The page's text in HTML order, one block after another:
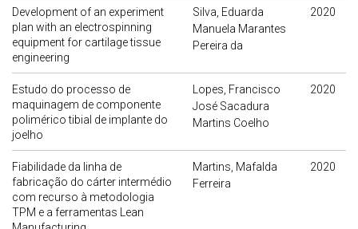
Development of an experiment
plan with an electrospinning
equipment for cartilage tissue
engineering
Silva, Eduarda
Manuela Marantes
Pereira da
2020
Estudo do processo de
maquinagem de componente
polimérico tibial de implante do
joelho
Lopes, Francisco
José Sacadura
Martins Coelho
2020
Fiabilidade da linha de
fabricação do cárter intermédio
com recurso à metodologia
TPM e a ferramentas Lean
Martins, Mafalda
Ferreira
2020